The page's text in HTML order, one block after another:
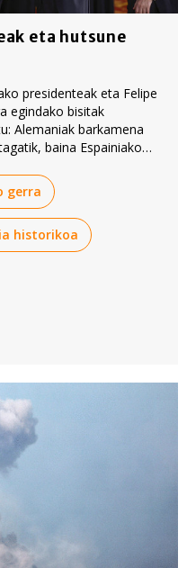
eta hutsune
presidenteak eta Felipe
egindako bisitak
Alemaniak barkamena
, baina Espainiako
gerra
historikoa